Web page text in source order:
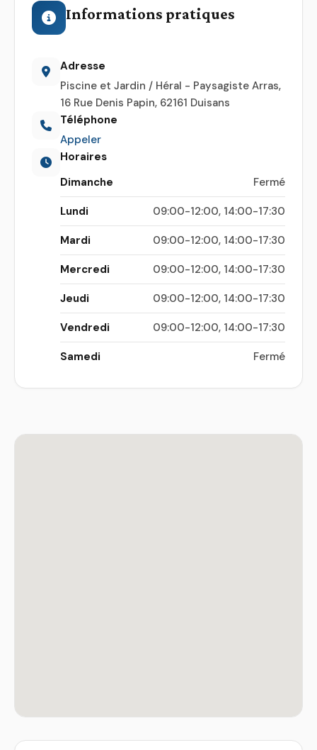
Informations pratiques
Adresse
Piscine et Jardin / Héral - Paysagiste Arras,
16 Rue Denis Papin, 62161 Duisans
Téléphone
Appeler
Horaires
Dimanche
Fermé
Lundi 09:00-12:00, 14:00-17:30
Mardi 09:00-12:00, 14:00-17:30
Mercredi 09:00-12:00, 14:00-17:30
Jeudi 09:00-12:00, 14:00-17:30
Vendredi 09:00-12:00, 14:00-17:30
Samedi Fermé